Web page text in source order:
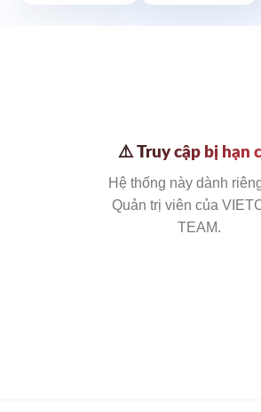
⚠️ Truy cập bị hạn
Hệ thống này dành
Quản trị viên của
TEAM.